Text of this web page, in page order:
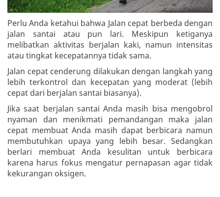
Perlu Anda ketahui bahwa Jalan cepat berbeda dengan
jalan santai atau pun lari. Meskipun ketiganya
melibatkan aktivitas berjalan kaki, namun intensitas
atau tingkat kecepatannya tidak sama.
Jalan cepat cenderung dilakukan dengan langkah yang
lebih terkontrol dan kecepatan yang moderat (lebih
cepat dari berjalan santai biasanya).
Jika saat berjalan santai Anda masih bisa mengobrol
nyaman dan menikmati pemandangan maka jalan
cepat membuat Anda masih dapat berbicara namun
membutuhkan upaya yang lebih besar. Sedangkan
berlari membuat Anda kesulitan untuk berbicara
karena harus fokus mengatur pernapasan agar tidak
kekurangan oksigen.